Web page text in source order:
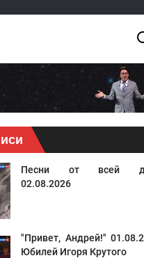
Песни от всей
02.08.2026
"Привет, Андрей!"
Юбилей Игоря Крутого